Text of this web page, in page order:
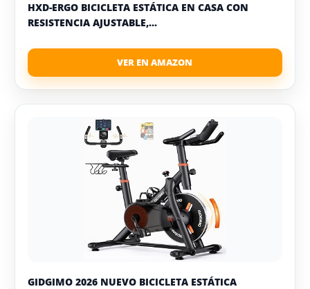
HXD-ERGO BICICLETA ESTÁTICA EN CASA CON
RESISTENCIA AJUSTABLE,...
GIDGIMO 2026 NUEVO BICICLETA ESTÁTICA